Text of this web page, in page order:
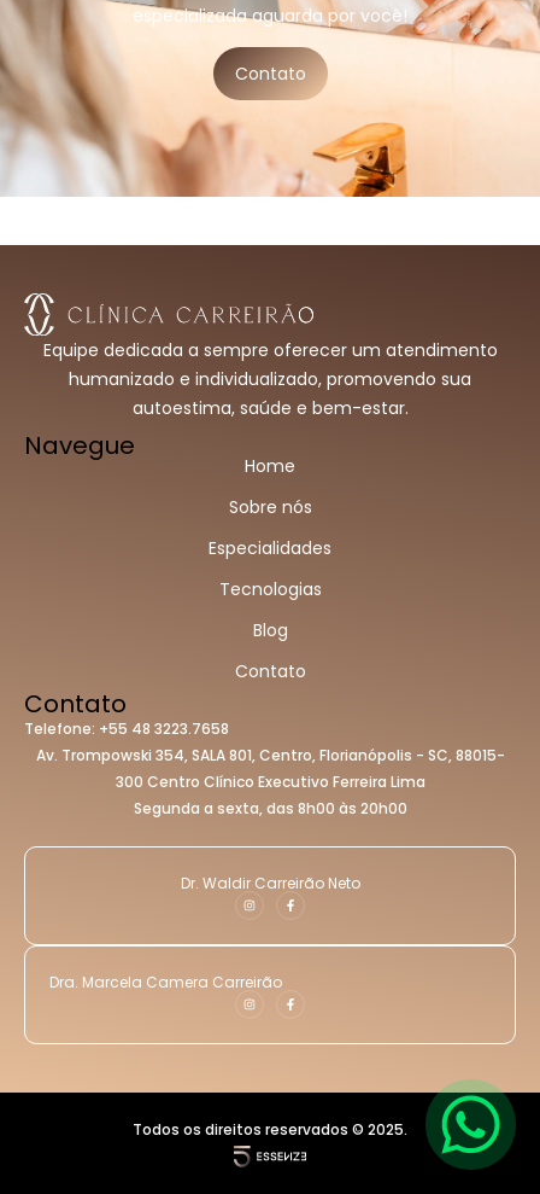
especializada aguarda por você!
Contato
Equipe dedicada a sempre oferecer um atendimento
humanizado e individualizado, promovendo sua
autoestima, saúde e bem-estar.
Navegue
Home
Sobre nós
Especialidades
Tecnologias
Blog
Contato
Contato
Telefone: +55 48 3223.7658
Av. Trompowski 354, SALA 801, Centro, Florianópolis - SC, 88015-
300 Centro Clínico Executivo Ferreira Lima
Segunda a sexta, das 8h00 às 20h00
Dr. Waldir Carreirão Neto​
Dra. Marcela Camera Carreirão
Todos os direitos reservados © 2025.